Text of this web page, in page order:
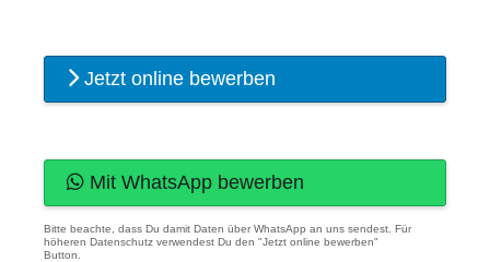
Jetzt online bewerben
Mit WhatsApp bewerben
Bitte beachte, dass Du damit Daten über WhatsApp an uns sendest. Für
höheren Datenschutz verwendest Du den "Jetzt online bewerben"
Button.